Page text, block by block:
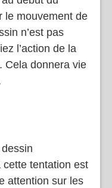
le mouvement de
n’est pas
l’action de la
Cela donnera vie
tentation est
attention sur les